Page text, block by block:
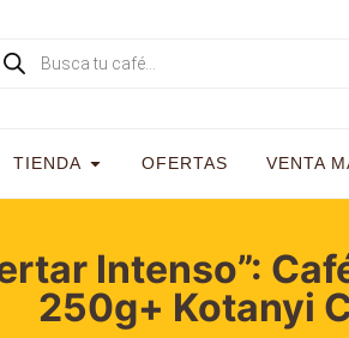
TIENDA OFERTAS VENTA
Intenso”:
250g+ Kotanyi